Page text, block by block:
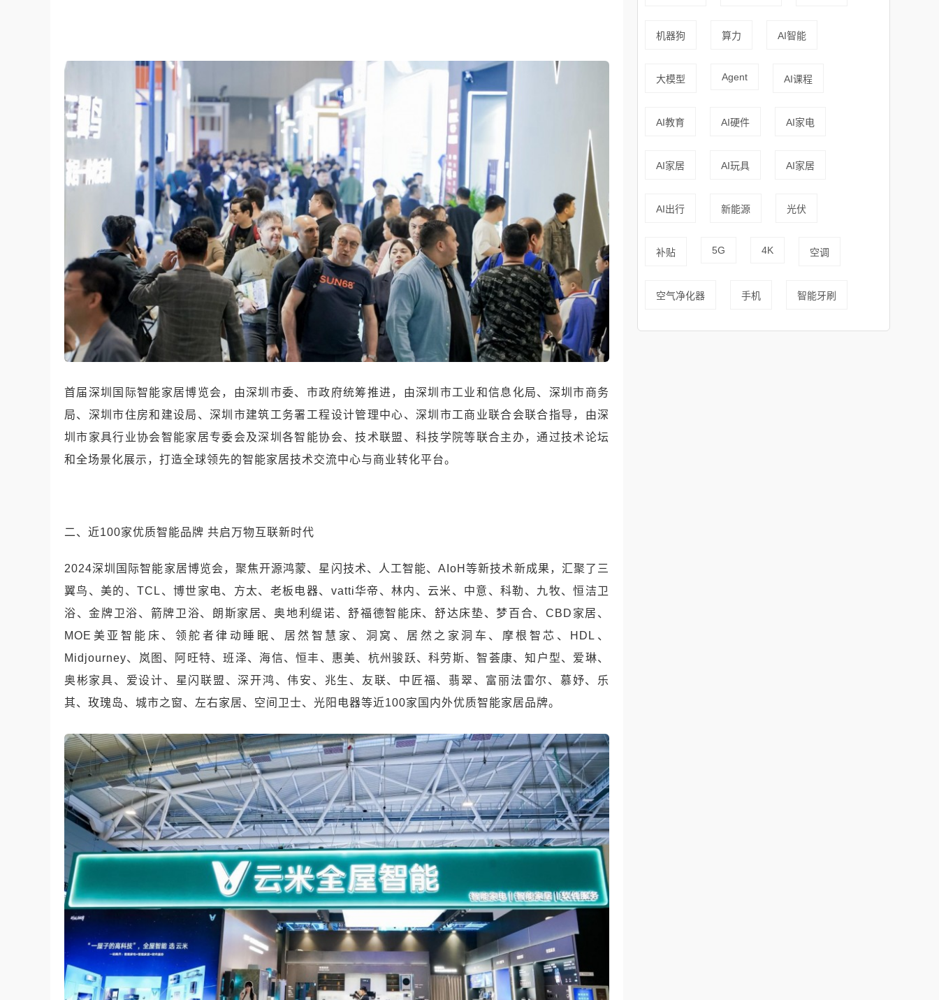
首届深圳国际智能家居博览会，由深圳市委、市政府统筹推进，由深圳市工业和信息化局、深圳市商务
局、深圳市住房和建设局、深圳市建筑工务署工程设计管理中心、深圳市工商业联合会联合指导，由深
圳市家具行业协会智能家居专委会及深圳各智能协会、技术联盟、科技学院等联合主办，通过技术论坛
和全场景化展示，打造全球领先的智能家居技术交流中心与商业转化平台。
二、近100家优质智能品牌 共启万物互联新时代
2024深圳国际智能家居博览会，聚焦开源鸿蒙、星闪技术、人工智能、AIoH等新技术新成果，汇聚了三
翼鸟、美的、TCL、博世家电、方太、老板电器、vatti华帝、林内、云米、中意、科勒、九牧、恒洁卫
浴、金牌卫浴、箭牌卫浴、朗斯家居、奥地利缇诺、舒福德智能床、舒达床垫、梦百合、CBD家居、
MOE美亚智能床、领舵者律动睡眠、居然智慧家、洞窝、居然之家洞车、摩根智芯、HDL、
Midjourney、岚图、阿旺特、班泽、海信、恒丰、惠美、杭州骏跃、科劳斯、智荟康、知户型、爱琳、
奥彬家具、爱设计、星闪联盟、深开鸿、伟安、兆生、友联、中匠福、翡翠、富丽法雷尔、慕妤、乐
其、玫瑰岛、城市之窗、左右家居、空间卫士、光阳电器等近100家国内外优质智能家居品牌。
机器狗 算力 AI智能
大模型 Agent AI课程
AI教育 AI硬件 AI家电
AI家居 AI玩具 AI家居
AI出行 新能源 光伏
补贴 5G 4K 空调
空气净化器 手机 智能牙刷